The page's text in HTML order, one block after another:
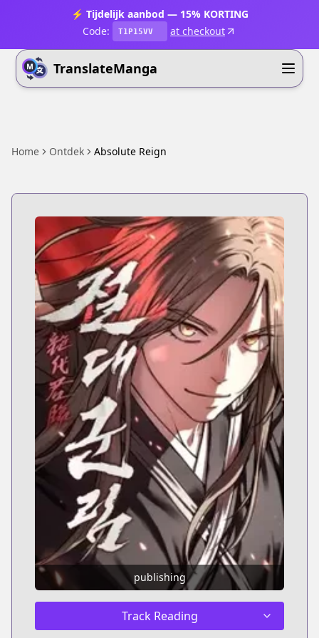
⚡ Tijdelijk aanbod — 15% KORTING
Code:
T1P15VV at checkout
TranslateManga
Home Ontdek Absolute Reign
publishing
Track Reading